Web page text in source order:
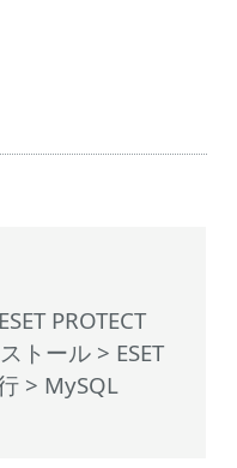
ESET PROTECT
トール > ESET
> MySQL